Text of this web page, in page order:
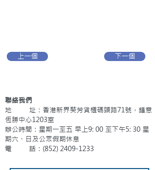
上一個 下一個
聯絡我們
地 址：香港新界葵芳貨櫃碼頭路71號，鍾意
恆勝中心1203室
辦公時間：星期一至五 早上9: 00 至下午5: 30 星
期六、日及公眾假期休息
電 話：(852) 2409-1233